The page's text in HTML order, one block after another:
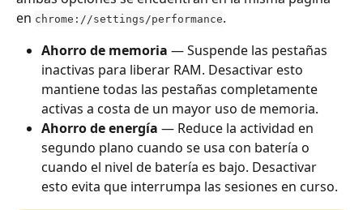
en chrome://settings/performance.
Ahorro de memoria — Suspende las pestañas
inactivas para liberar RAM. Desactivar esto
mantiene todas las pestañas completamente
activas a costa de un mayor uso de memoria.
Ahorro de energía — Reduce la actividad en
segundo plano cuando se usa con batería o
cuando el nivel de batería es bajo. Desactivar
esto evita que interrumpa las sesiones en curso.